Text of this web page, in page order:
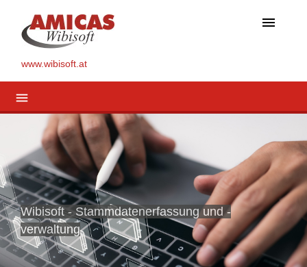
menu
www.wibisoft.at
menu
Wibisoft - Stammdatenerfassung und -
verwaltung